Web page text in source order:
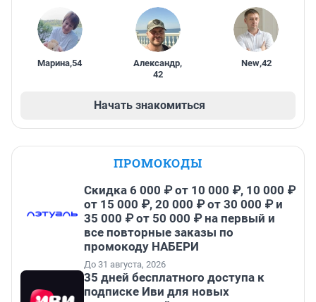
Марина,54 Александр,
42
New,42
Начать знакомиться
ПРОМОКОДЫ
Скидка 6 000 ₽ от 10 000 ₽, 10 000 ₽
от 15 000 ₽, 20 000 ₽ от 30 000 ₽ и
35 000 ₽ от 50 000 ₽ на первый и
все повторные заказы по
промокоду НАБЕРИ
До 31 августа, 2026
35 дней бесплатного доступа к
подписке Иви для новых